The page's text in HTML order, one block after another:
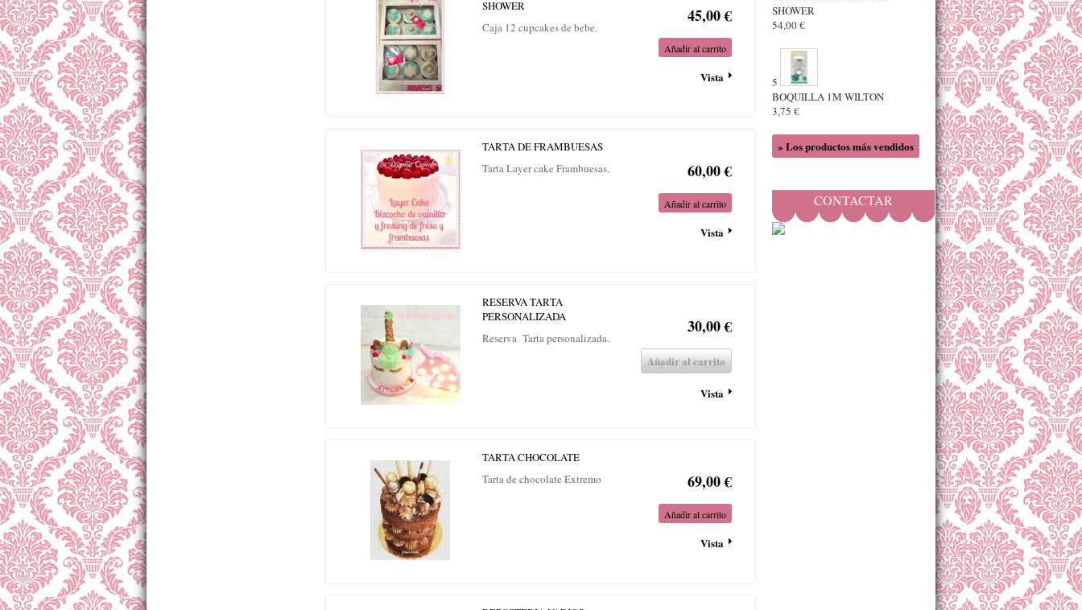
SHOWER
Caja 12 cupcakes de bebe.
45,00 €
Añadir al carrito
Vista
TARTA DE FRAMBUESAS
Tarta Layer cake Frambuesas.
60,00 €
Añadir al carrito
Vista
RESERVA TARTA
PERSONALIZADA
Reserva Tarta personalizada.
30,00 €
Añadir al carrito
Vista
TARTA CHOCOLATE
Tarta de chocolate Extremo
69,00 €
Añadir al carrito
Vista
SHOWER
54,00 €
5
BOQUILLA 1M WILTON
3,75 €
» Los productos más vendidos
CONTACTAR